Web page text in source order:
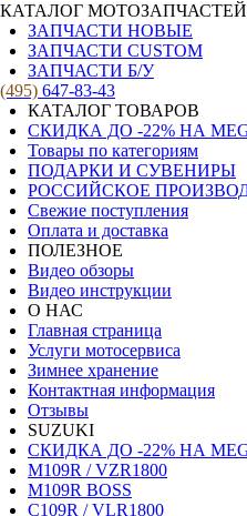
КАТАЛОГ
ЗАПЧАСТИ НОВЫЕ
ЗАПЧАСТИ CUSTOM
ЗАПЧАСТИ Б/У
(495) 647-83-43
КАТАЛОГ ТОВАРОВ
СКИДКА ДО -22% НА
Товары по категориям
ПОДАРКИ И СУВЕНИРЫ
РОССИЙСКОЕ
Свежие поступления
Оплата и доставка
ПОЛЕЗНОЕ
Видео обзоры
Видео инструкции
О НАС
Главная страница
Услуги мотосервиса
Зимнее хранение
Контактная информация
Отзывы
SUZUKI
СКИДКА ДО -22% НА
M109R / VZR1800
M109R BOSS
C109R / VLR1800